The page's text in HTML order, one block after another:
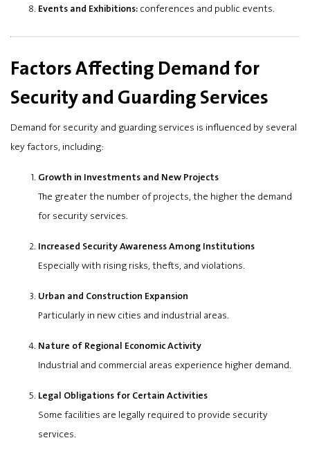
Events and Exhibitions:conferences and public events.
Factors Affecting Demand for
Security and Guarding Services
Demand for security and guarding services is influenced by several
key factors, including:
Growth in Investments and New Projects
The greater the number of projects, the higher the demand
for security services.
Increased Security Awareness Among Institutions
Especially with rising risks, thefts, and violations.
Urban and Construction Expansion
Particularly in new cities and industrial areas.
Nature of Regional Economic Activity
Industrial and commercial areas experience higher demand.
Legal Obligations for Certain Activities
Some facilities are legally required to provide security
services.